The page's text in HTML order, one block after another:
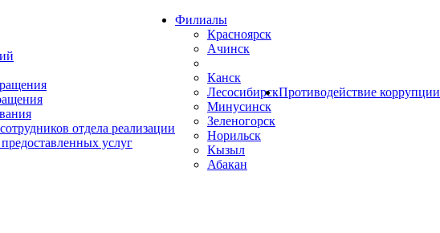
отдела реализации
услуг
Филиалы
Красноярск
Ачинск
Канск
Лесосибирск
Минусинск
Зеленогорск
Норильск
Кызыл
Абакан
Противодействие коррупции